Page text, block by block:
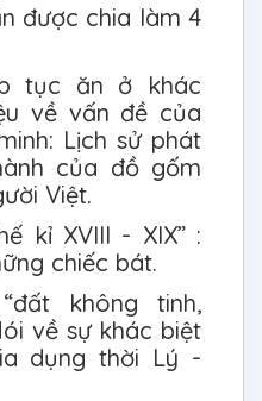
được chia làm 4
tục ăn ở khác
về vấn đề của
Lịch sử phát
của đồ gốm
Việt.
kỉ XVIII - XIX” :
chiếc bát.
không tinh,
về sự khác biệt
dụng thời Lý -